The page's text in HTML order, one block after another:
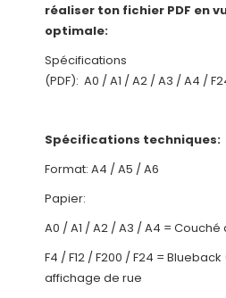
réaliser ton fichier PDF en
optimale:
Spécifications
(PDF): A0 /A1 /A2 /A3 /A4 /
Spécifications techniques:
Format: A4 / A5 / A6
Papier:
A0 / A1 / A2 / A3 / A4 =
F4 / F12 / F200 / F24 =
affichage de rue